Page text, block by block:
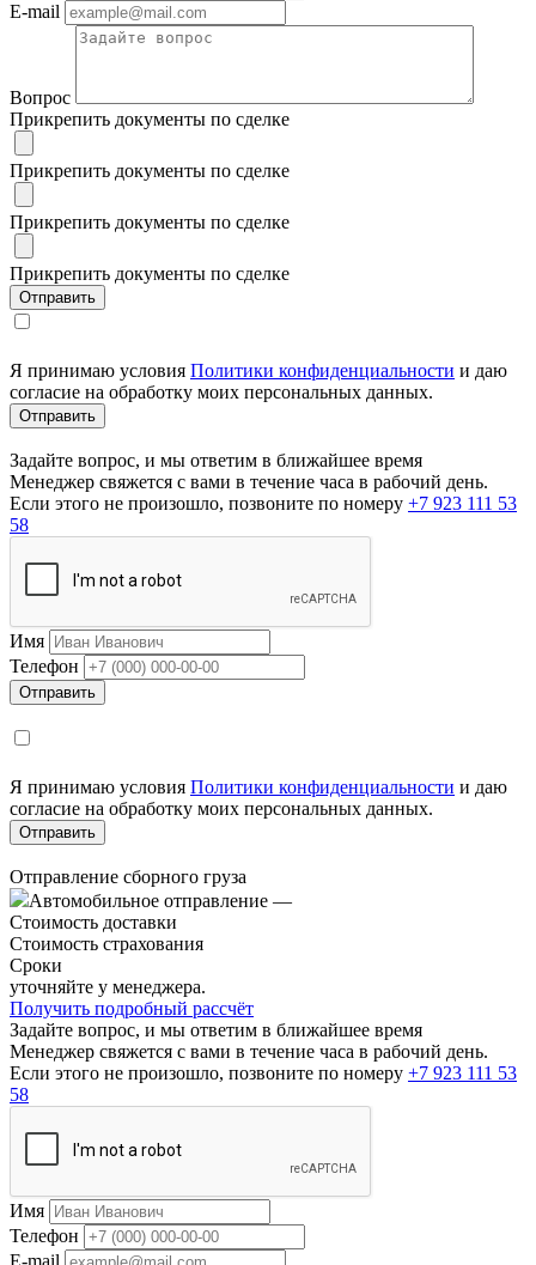
E-mail
Вопрос
Прикрепить документы по сделке
Прикрепить документы по сделке
Прикрепить документы по сделке
Прикрепить документы по сделке
Я принимаю условия Политики конфиденциальности и даю
согласие на обработку моих персональных данных.
Задайте вопрос, и мы ответим в ближайшее время
Менеджер свяжется с вами в течение часа в рабочий день.
Если этого не произошло, позвоните по номеру +7 923 111 53
58
Имя
Телефон
Я принимаю условия Политики конфиденциальности и даю
согласие на обработку моих персональных данных.
Отправление сборного груза
Автомобильное отправление —
Стоимость доставки
Стоимость страхования
Сроки
уточняйте у менеджера.
Получить подробный рассчёт
Задайте вопрос, и мы ответим в ближайшее время
Менеджер свяжется с вами в течение часа в рабочий день.
Если этого не произошло, позвоните по номеру +7 923 111 53
58
Имя
Телефон